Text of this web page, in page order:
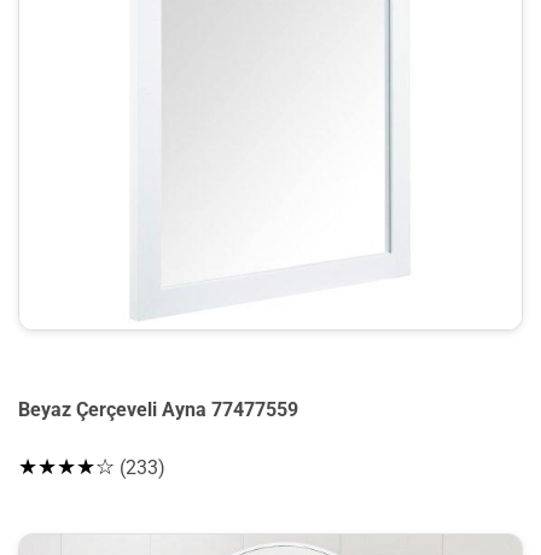
Beyaz Çerçeveli Ayna 77477559
★★★★☆ (233)